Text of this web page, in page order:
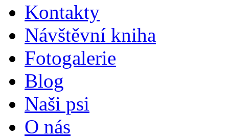
Kontakty
Návštěvní kniha
Fotogalerie
Blog
Naši psi
O nás